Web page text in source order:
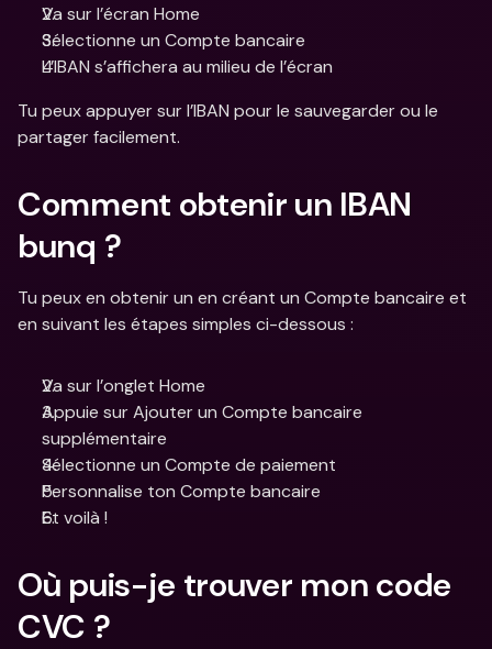
Va sur l’écran Home
Sélectionne un Compte bancaire
L’IBAN s’affichera au milieu de l’écran
Tu peux appuyer sur l’IBAN pour le sauvegarder ou le
partager facilement.
Comment obtenir un IBAN
bunq ?
Tu peux en obtenir un en créant un Compte bancaire et
en suivant les étapes simples ci-dessous :
Va sur l’onglet Home
Appuie sur Ajouter un Compte bancaire
supplémentaire
Sélectionne un Compte de paiement
Personnalise ton Compte bancaire
Et voilà !
Où puis-je trouver mon code
CVC ?